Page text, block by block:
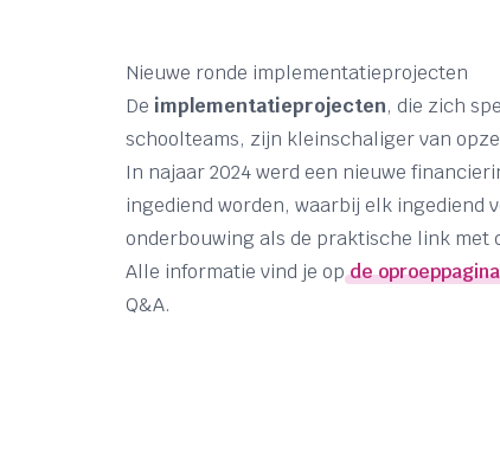
Nieuwe ronde implementatieprojecten
De implementatieprojecten, die zich
schoolteams, zijn kleinschaliger van
In najaar 2024 werd een nieuwe
ingediend worden, waarbij elk ingediend
onderbouwing als de praktische link met
Alle informatie vind je opde oproeppagina
Q&A.